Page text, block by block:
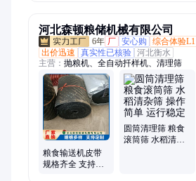
河北森顿粮储机械有限公司
6年 厂 安心购 综合体验L1
出价迅速
真实性已核验 河北衡水
主营： 抛粮机、全自动扦样机、清理筛
粮食输送机皮带
规格齐全 支持定
圆筒清理筛 粮食
滚筒筛 水稻清杂